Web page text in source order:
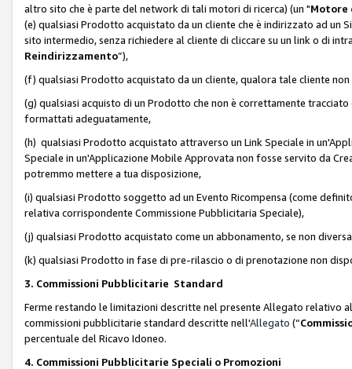
altro sito che è parte del network di tali motori di ricerca) (un "Motore
(e) qualsiasi Prodotto acquistato da un cliente che è indirizzato ad un
sito intermedio, senza richiedere al cliente di cliccare su un link o di
Reindirizzamento”),
(f) qualsiasi Prodotto acquistato da un cliente, qualora tale cliente
(g) qualsiasi acquisto di un Prodotto che non è correttamente
formattati adeguatamente,
(h) qualsiasi Prodotto acquistato attraverso un Link Speciale in
Speciale in un'Applicazione Mobile Approvata non fosse servito da
potremmo mettere a tua disposizione,
(i) qualsiasi Prodotto soggetto ad un Evento Ricompensa (come
relativa corrispondente Commissione Pubblicitaria Speciale),
(j) qualsiasi Prodotto acquistato come un abbonamento, se non
(k) qualsiasi Prodotto in fase di pre-rilascio o di prenotazione non
3. Commissioni Pubblicitarie Standard
Ferme restando le limitazioni descritte nel presente Allegato relativo
commissioni pubblicitarie standard descritte nell'Allegato (“
percentuale del Ricavo Idoneo.
4. Commissioni Pubblicitarie Speciali o Promozioni